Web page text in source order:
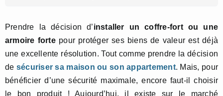
Prendre la décision d’installer un coffre-fort ou une
armoire fortepour protéger ses biens de valeur est déjà
une excellente résolution. Tout comme prendre la décision
de sécuriser sa maison ou son appartement. Mais, pour
bénéficier d’une sécurité maximale, encore faut-il choisir
le bon produit ! Aujourd’hui, il existe sur le marché